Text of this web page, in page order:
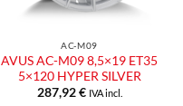
AC-M09
AVUS AC-M09 8,5×19 ET35
5×120 HYPER SILVER
287,92€ IVA incl.